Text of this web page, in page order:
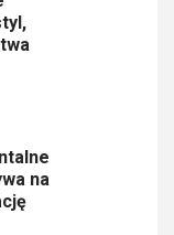
na